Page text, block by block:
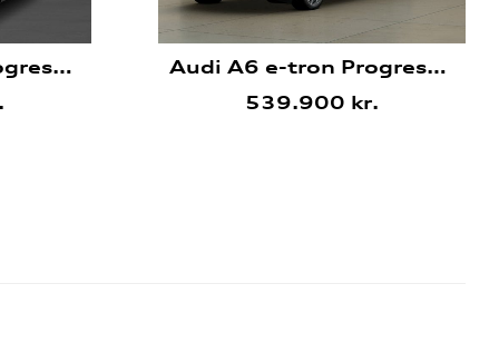
Audi Q6 e-tron Progress plus Sportback
Audi A6 e-tron Progress plus Avant
539.900 kr.